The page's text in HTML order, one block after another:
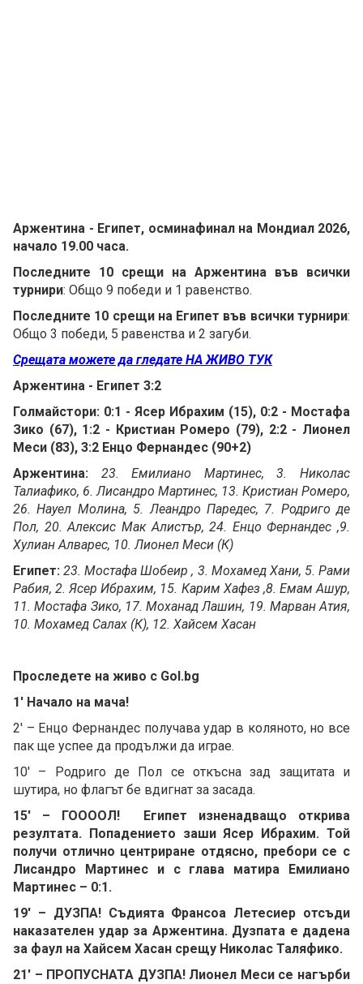
Аржентина - Египет, осминафинал на Мондиал 2026,
начало 19.00 часа.
Последните 10 срещи на Аржентина във всички
турнири: Общо 9 победи и 1 равенство.
Последните 10 срещи на Египет във всички турнири:
Общо 3 победи, 5 равенства и 2 загуби.
Срещата можете да гледате НА ЖИВО ТУК
Аржентина - Египет 3:2
Голмайстори: 0:1 - Ясер Ибрахим (15), 0:2 - Мостафа
Зико (67), 1:2 - Кристиан Ромеро (79), 2:2 - Лионел
Меси (83), 3:2 Енцо Фернандес (90+2)
Аржентина:
23. Емилиано Мартинес, 3. Николас
Талиафико, 6. Лисандро Мартинес, 13. Кристиан Ромеро,
26. Науел Молина, 5. Леандро Паредес, 7. Родриго де
Пол, 20. Алексис Мак Алистър, 24. Енцо Фернандес ,9.
Хулиан Алварес, 10. Лионел Меси (К)
Египет: 23. Мостафа Шобеир , 3. Мохамед Хани, 5. Рами
Рабия, 2. Ясер Ибрахим, 15. Карим Хафез ,8. Емам Ашур,
11. Мостафа Зико, 17. Моханад Лашин, 19. Марван Атия,
10. Мохамед Салах (К), 12. Хайсем Хасан
Проследете на живо с Gol.bg
1' Начало на мача!
2' – Енцо Фернандес получава удар в коляното, но все
пак ще успее да продължи да играе.
10' – Родриго де Пол се откъсна зад защитата и
шутира, но флагът бе вдигнат за засада.
15' – ГООООЛ! Египет изненадващо открива
резултата. Попадението заши Ясер Ибрахим. Той
получи отлично центриране отдясно, пребори се с
Лисандро Мартинес и с глава матира Емилиано
Мартинес – 0:1.
19' – ДУЗПА! Съдията Франсоа Летесиер отсъди
наказателен удар за Аржентина. Дузпата е дадена
за фаул на Хайсем Хасан срещу Николас Таляфико.
21' – ПРОПУСНАТА ДУЗПА! Лионел Меси се нагърби